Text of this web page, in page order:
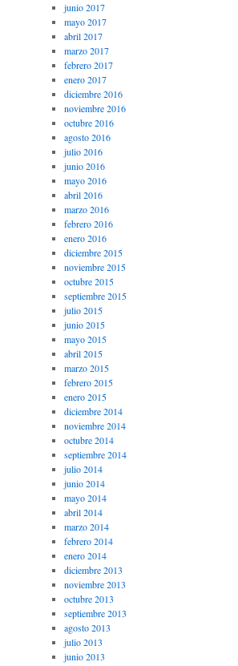
junio 2017
mayo 2017
abril 2017
marzo 2017
febrero 2017
enero 2017
diciembre 2016
noviembre 2016
octubre 2016
agosto 2016
julio 2016
junio 2016
mayo 2016
abril 2016
marzo 2016
febrero 2016
enero 2016
diciembre 2015
noviembre 2015
octubre 2015
septiembre 2015
julio 2015
junio 2015
mayo 2015
abril 2015
marzo 2015
febrero 2015
enero 2015
diciembre 2014
noviembre 2014
octubre 2014
septiembre 2014
julio 2014
junio 2014
mayo 2014
abril 2014
marzo 2014
febrero 2014
enero 2014
diciembre 2013
noviembre 2013
octubre 2013
septiembre 2013
agosto 2013
julio 2013
junio 2013